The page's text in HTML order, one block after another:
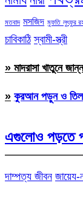
মতবাদ মসজিদ মুফতি লুৎফুর
চাবিকাঠি স্বামী-স্ত্রী
» মাদরাসা খাতুনে
» কুরআন পড়ুন ও
এগুলোও পড়তে
দাম্পত্য জীবন জায়েয-